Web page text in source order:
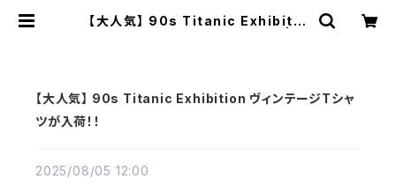
【大人気】 90s Titanic Exhibitio
【大人気】 90s Titanic Exhibition ヴィンテージTシャ
ツが入荷！！
2025/08/05 12:00